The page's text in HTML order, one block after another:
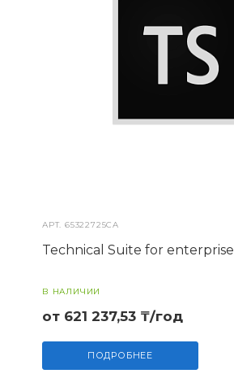
АРТ.65322725CA
Technical Suite for enterprise
В НАЛИЧИИ
от 621 237,53 ₸/год
ПОДРОБНЕЕ